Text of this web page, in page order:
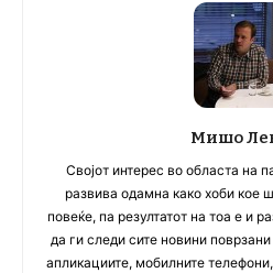
Мишо
Својот интерес во областа на
развива одамна како хоби кое
повеќе, па резултатот на тоа е и
да ги следи сите новини
апликациите, мобилните